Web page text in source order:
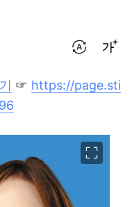
☞ https://page.sti